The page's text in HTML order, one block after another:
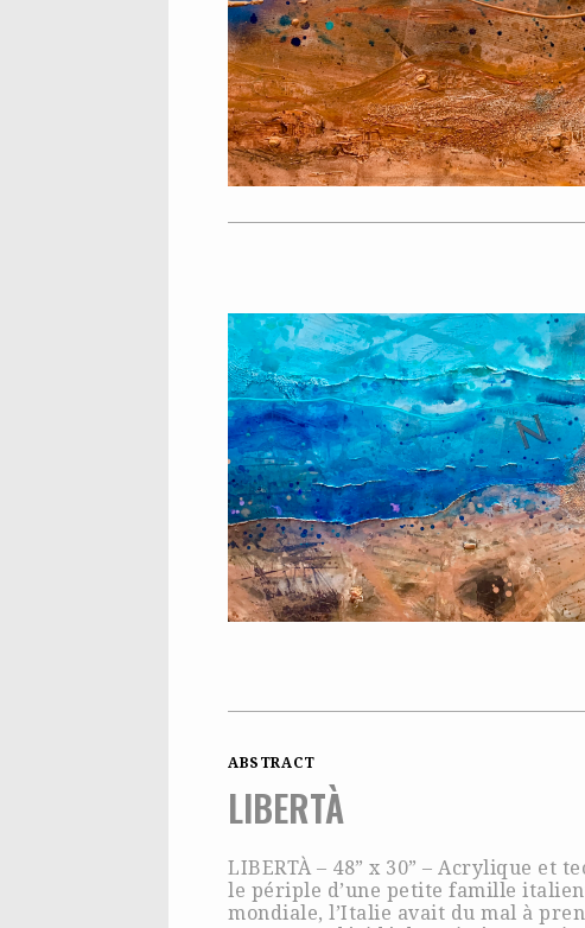
ABSTRACT
LIBERTÀ
LIBERTÀ – 48” x 30” – Acrylique et
le périple d’une petite famille
mondiale, l’Italie avait du mal à